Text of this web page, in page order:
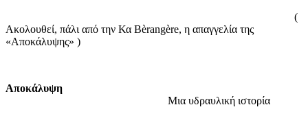
(
Ακολουθεί, πάλι από την Κα Bèrangère, η απαγγελία της
«Αποκάλυψης» )
Αποκάλυψη
Μια υδραυλική ιστορία